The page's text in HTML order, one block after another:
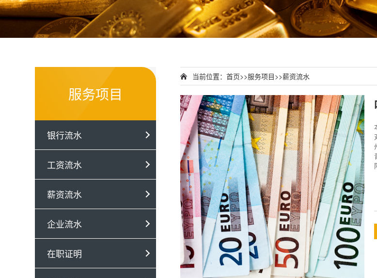
服务项目
银行流水
工资流水
薪资流水
企业流水
在职证明
当前位置： 首页>>服务项目>>薪资流水